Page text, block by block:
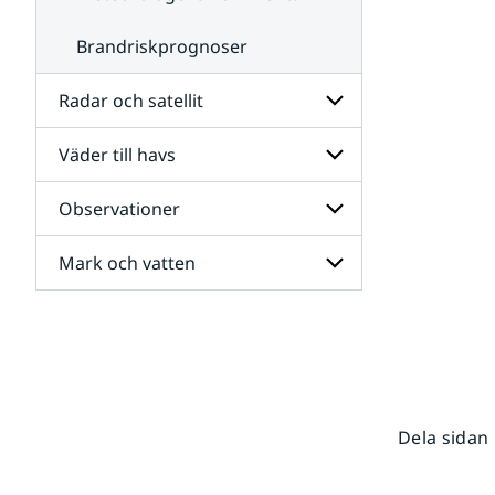
Brandriskprognoser
Radar och satellit
Undersidor
för
Radar
och
satellit
Väder till havs
Undersidor
för
Väder
till
havs
Observationer
Undersidor
för
Mark och vatten
Dela sidan